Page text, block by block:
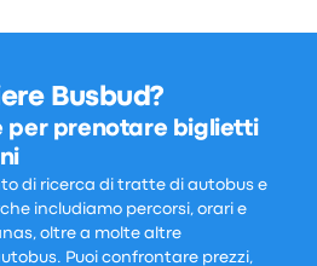
Busbud?
per prenotare biglietti
di ricerca di tratte di autobus e
includiamo percorsi, orari e
oltre a molte altre
Puoi confrontare prezzi,